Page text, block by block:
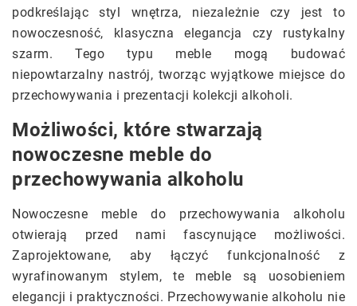
podkreślając styl wnętrza, niezależnie czy jest to
nowoczesność, klasyczna elegancja czy rustykalny
szarm. Tego typu meble mogą budować
niepowtarzalny nastrój, tworząc wyjątkowe miejsce do
przechowywania i prezentacji kolekcji alkoholi.
Możliwości, które stwarzają
nowoczesne meble do
przechowywania alkoholu
Nowoczesne meble do przechowywania alkoholu
otwierają przed nami fascynujące możliwości.
Zaprojektowane, aby łączyć funkcjonalność z
wyrafinowanym stylem, te meble są uosobieniem
elegancji i praktyczności. Przechowywanie alkoholu nie